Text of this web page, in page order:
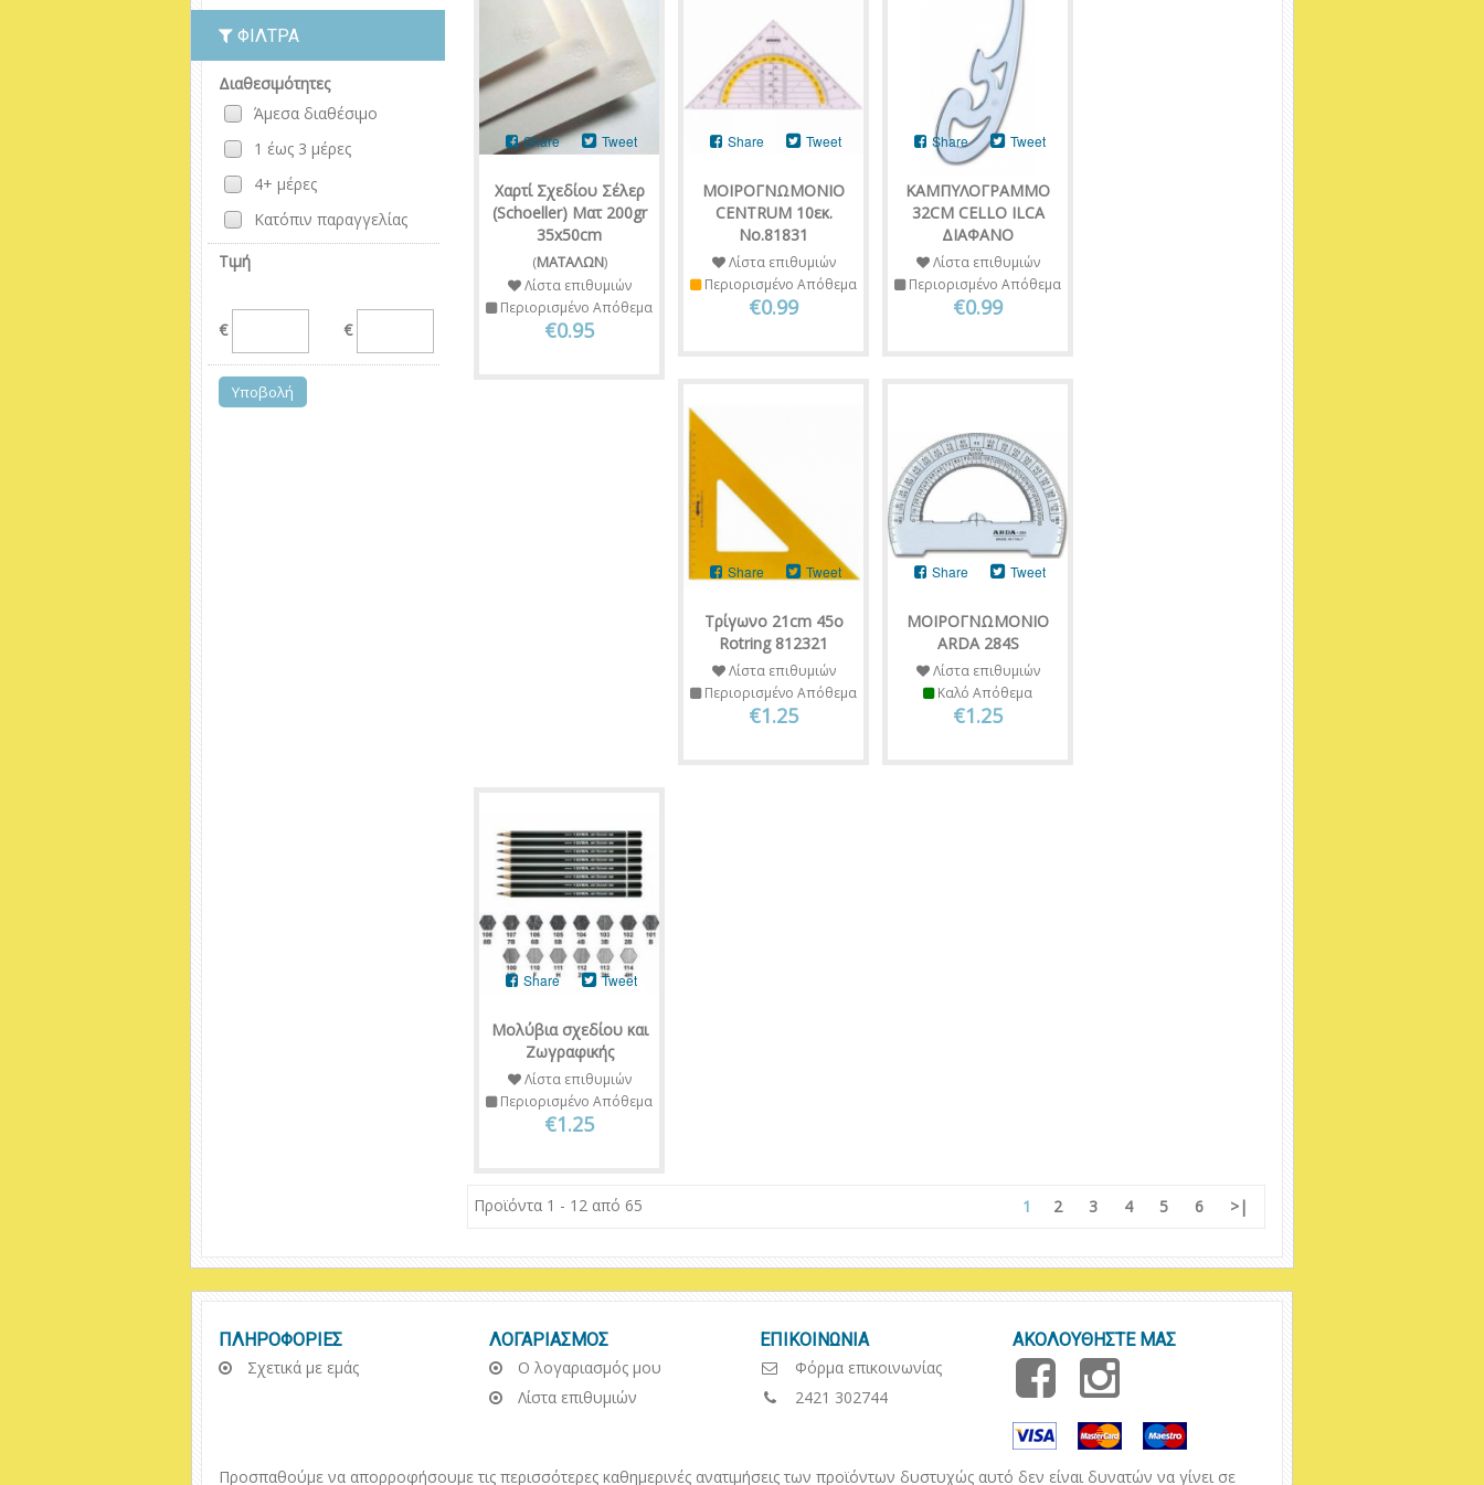
ΦΊΛΤΡΑ
Διαθεσιμότητες
Άμεσα διαθέσιμο
1 έως 3 μέρες
4+ μέρες
Κατόπιν παραγγελίας
Τιμή
€ €
Χαρτί Σχεδίου Σέλερ
(Schoeller) Ματ 200gr
35x50cm
(ΜΑΤΑΛΩΝ)
Share Tweet
Λίστα επιθυμιών
Περιορισμένο Απόθεμα
€0.95
ΜΟΙΡΟΓΝΩΜΟΝΙΟ
CENTRUM 10εκ.
Νο.81831
Share Tweet
Λίστα επιθυμιών
Περιορισμένο Απόθεμα
€0.99
ΚΑΜΠΥΛΟΓΡΑΜΜΟ
32CM CELLO ILCA
ΔΙΑΦΑΝΟ
Share Tweet
Λίστα επιθυμιών
Περιορισμένο Απόθεμα
€0.99
Tρίγωνο 21cm 45o
Rotring 812321
Share Tweet
Λίστα επιθυμιών
Περιορισμένο Απόθεμα
€1.25
ΜΟΙΡΟΓΝΩΜΟΝΙΟ
ARDA 284S
Share Tweet
Λίστα επιθυμιών
Καλό Απόθεμα
€1.25
Μολύβια σχεδίου και
Ζωγραφικής
Share Tweet
Λίστα επιθυμιών
Περιορισμένο Απόθεμα
€1.25
1 2 3 4 5 6 >|
Προϊόντα 1 - 12 από 65
ΠΛΗΡΟΦΟΡΙΕΣ
Σχετικά με εμάς
ΛΟΓΑΡΙΑΣΜΟΣ
Ο λογαριασμός μου
Λίστα επιθυμιών
ΕΠΙΚΟΙΝΩΝΙΑ
Φόρμα επικοινωνίας
2421 302744
ΑΚΟΛΟΥΘΗΣΤΕ ΜΑΣ
Προσπαθούμε να απορροφήσουμε τις περισσότερες καθημερινές ανατιμήσεις των προϊόντων δυστυχώς αυτό δεν είναι δυνατών να γίνει σε